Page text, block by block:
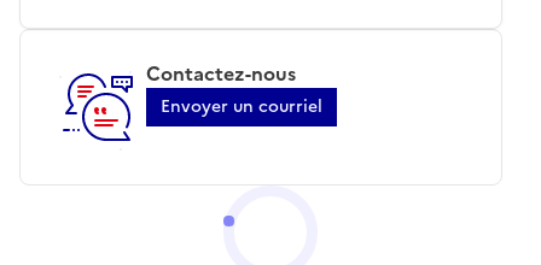
Contactez-nous
Envoyer un courriel